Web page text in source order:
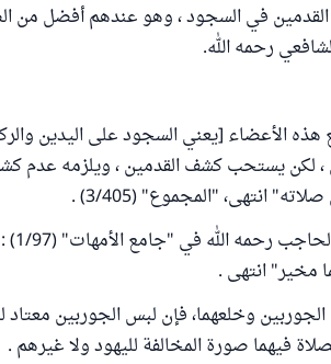
في السجود ، وهو عندهم أفضل من
رحمه الله.
الأعضاء [يعني السجود على اليدين
لكن يستحب كشف القدمين ، ويلزمه عدم
انتهى، "المجموع" (3/405) .
وأما
مخير" انتهى .
وخلعهما، فإن لبس الجوربين
فيهما صورة المخالفة لليهود ولا غيرهم .